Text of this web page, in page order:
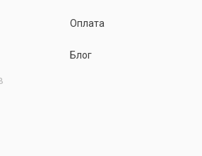
Оплата
Блог